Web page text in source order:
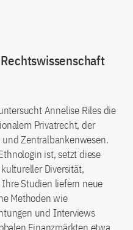
Annelise Riles die
Privatrecht, der
Zentralbankenwesen.
ist, setzt diese
Diversität,
Studien liefern neue
Methoden wie
und Interviews